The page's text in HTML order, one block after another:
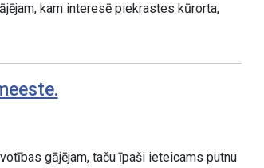
kam interesē piekrastes kūrorta,
gājējam, taču īpaši ieteicams putnu